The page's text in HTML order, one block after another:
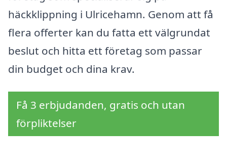
häckklippning i Ulricehamn. Genom att få
flera offerter kan du fatta ett välgrundat
beslut och hitta ett företag som passar
din budget och dina krav.
Få 3 erbjudanden, gratis och utan
förpliktelser